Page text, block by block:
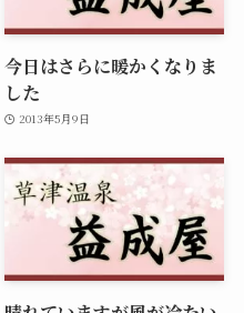
今日はさらに暖かくなりま
した
2013年5月9日